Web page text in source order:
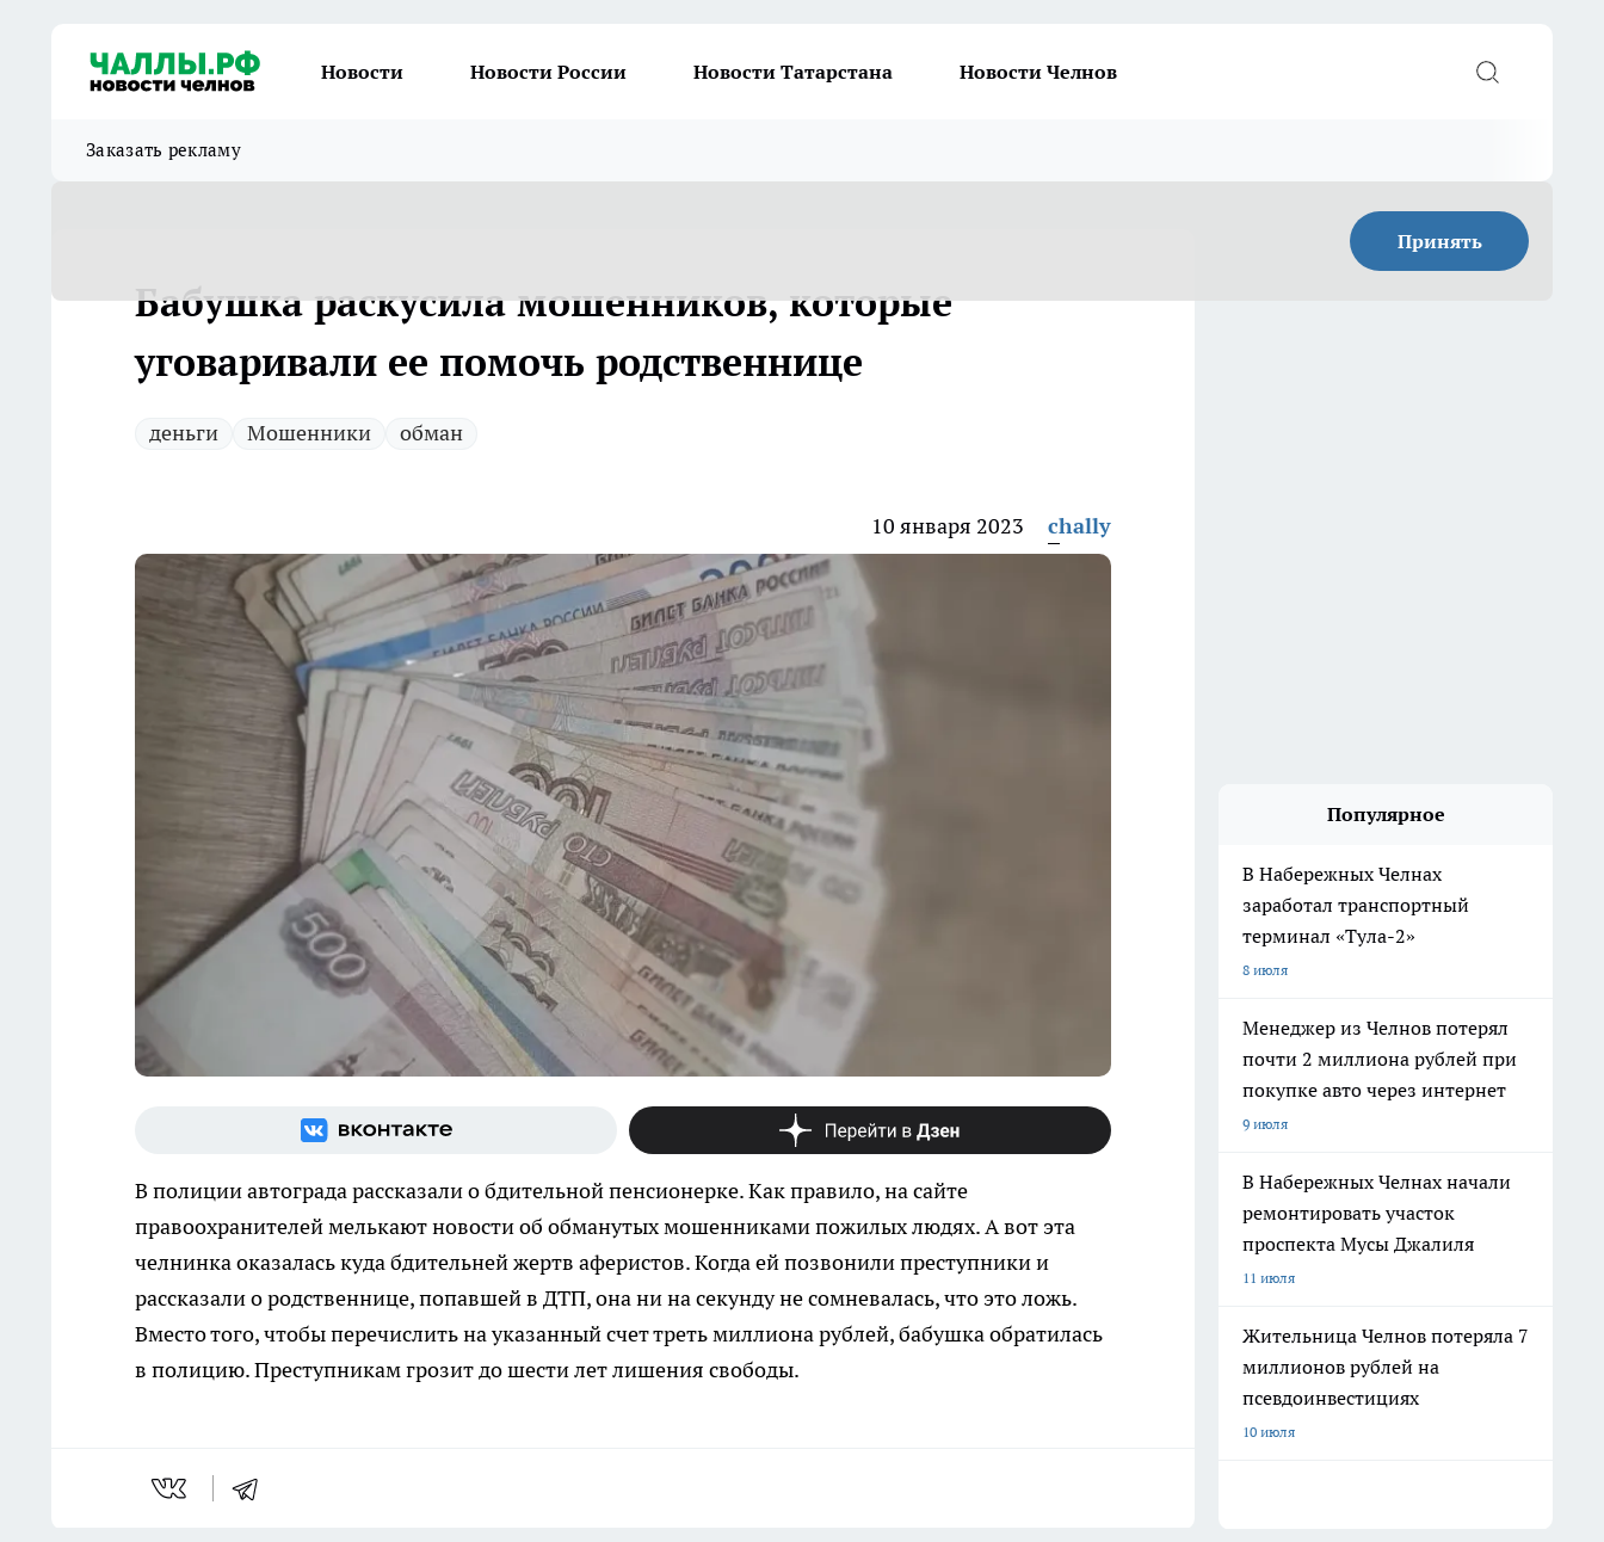
Новости Новости России Новости Татарстана Новости Челнов
Заказать рекламу
Принять
Бабушка раскусила мошенников, которые
уговаривали ее помочь родственнице
деньги Мошенники обман
10 января 2023 chally
В полиции автограда рассказали о бдительной пенсионерке. Как правило, на сайте
правоохранителей мелькают новости об обманутых мошенниками пожилых людях. А вот эта
челнинка оказалась куда бдительней жертв аферистов. Когда ей позвонили преступники и
рассказали о родственнице, попавшей в ДТП, она ни на секунду не сомневалась, что это ложь.
Вместо того, чтобы перечислить на указанный счет треть миллиона рублей, бабушка обратилась
в полицию. Преступникам грозит до шести лет лишения свободы.
Популярное
В Набережных Челнах
заработал транспортный
терминал «Тула-2»
8 июля
Менеджер из Челнов потерял
почти 2 миллиона рублей при
покупке авто через интернет
9 июля
В Набережных Челнах начали
ремонтировать участок
проспекта Мусы Джалиля
11 июля
Жительница Челнов потеряла 7
миллионов рублей на
псевдоинвестициях
10 июля